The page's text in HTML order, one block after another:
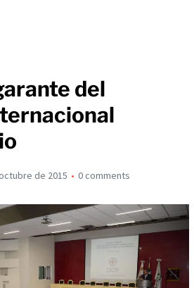
del
de 2015 0 comments